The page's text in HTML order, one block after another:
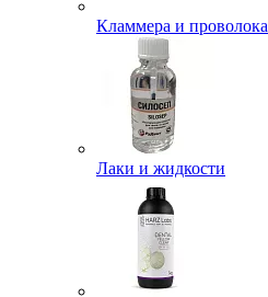
Кламмера и проволока
Лаки и жидкости